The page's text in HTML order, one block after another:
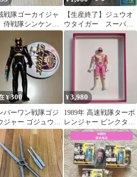
戦隊ゴーカイジャ
侍戦隊シンケンジ
フィギュア キーホ
ー セット
【生産終了】ジュウオ
ウタイガー スーパー
戦隊 ソフビ 廃盤 レア
¥300
バーワン戦隊ゴジ
ジャー ゴジュウユ
ーン ソフビ
¥3,980
1989年 高速戦隊ターボ
レンジャー ピンクター
ボ 超合金